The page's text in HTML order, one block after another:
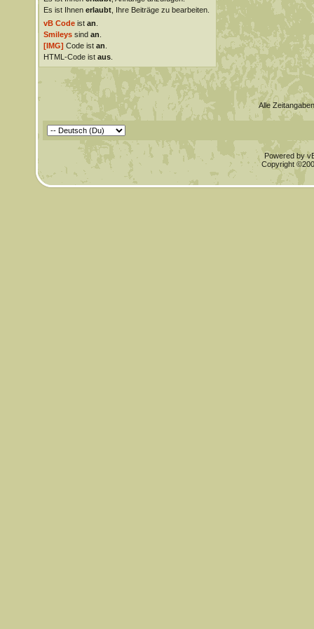
Es ist Ihnen erlaubt, Ihre Beiträge zu bearbeiten.
vB Codeist an
Smileyssind an
[IMG] Code ist an
HTML-Code ist aus.
Alle
Powered by
Copyright